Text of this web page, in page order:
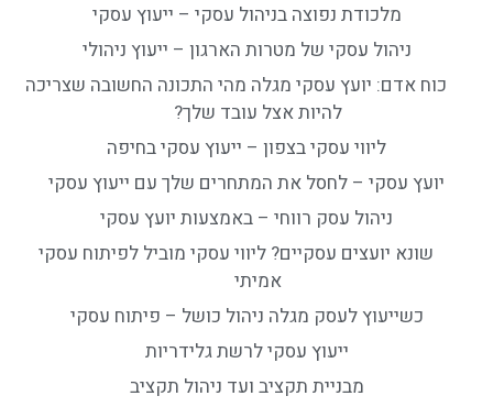
מלכודת נפוצה בניהול עסקי – ייעוץ עסקי
ניהול עסקי של מטרות הארגון – ייעוץ ניהולי
כוח אדם: יועץ עסקי מגלה מהי התכונה החשובה שצריכה
להיות אצל עובד שלך?
ליווי עסקי בצפון – ייעוץ עסקי בחיפה
יועץ עסקי – לחסל את המתחרים שלך עם ייעוץ עסקי
ניהול עסק רווחי – באמצעות יועץ עסקי
שונא יועצים עסקיים? ליווי עסקי מוביל לפיתוח עסקי
אמיתי
כשייעוץ לעסק מגלה ניהול כושל – פיתוח עסקי
ייעוץ עסקי לרשת גלידריות
מבניית תקציב ועד ניהול תקציב